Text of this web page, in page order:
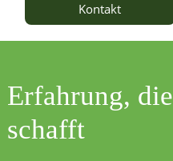
Kontakt
Erfahrung, die
schafft